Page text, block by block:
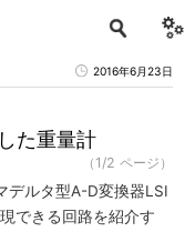
2016年6月23日
た重量計
（1/2 ページ）
デルタ型A-D変換器LSI
できる回路を紹介す